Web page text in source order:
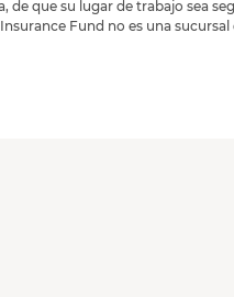
que su lugar de trabajo sea
Fund no es una sucursal